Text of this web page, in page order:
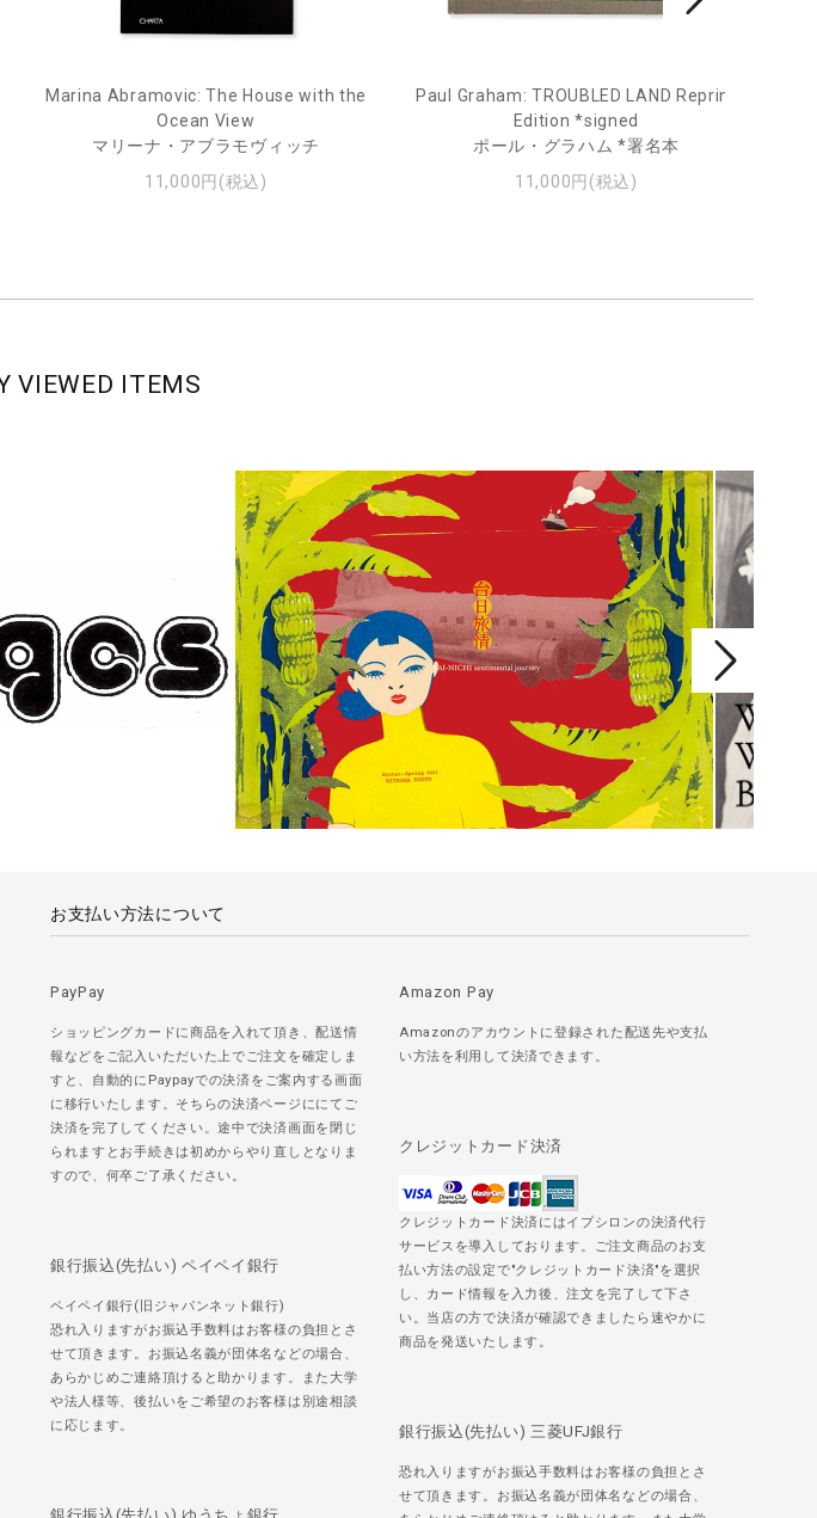
Marina Abramovic: The House with the
Ocean View
マリーナ・アブラモヴィッチ
11,000円(税込)
Paul Graham: TROUBLED LAND Reprint
Edition *signed
ポール・グラハム *署名本
11,000円(税込)
VIEWED ITEMS
お支払い方法について
PayPay
ショッピングカードに商品を入れて頂き、配送情
報などをご記入いただいた上でご注文を確定しま
すと、自動的にPaypayでの決済をご案内する画面
に移行いたします。そちらの決済ページににてご
決済を完了してください。途中で決済画面を閉じ
られますとお手続きは初めからやり直しとなりま
すので、何卒ご了承ください。
Amazon Pay
Amazonのアカウントに登録された配送先や支払
い方法を利用して決済できます。
クレジットカード決済
クレジットカード決済にはイプシロンの決済代行
サービスを導入しております。ご注文商品のお支
払い方法の設定で"クレジットカード決済"を選択
し、カード情報を入力後、注文を完了して下さ
い。当店の方で決済が確認できましたら速やかに
商品を発送いたします。
銀行振込(先払い) ペイペイ銀行
ペイペイ銀行(旧ジャパンネット銀行)
恐れ入りますがお振込手数料はお客様の負担とさ
せて頂きます。お振込名義が団体名などの場合、
あらかじめご連絡頂けると助かります。また大学
や法人様等、後払いをご希望のお客様は別途相談
に応じます。
銀行振込(先払い) 三菱UFJ銀行
恐れ入りますがお振込手数料はお客様の負担とさ
せて頂きます。お振込名義が団体名などの場合、